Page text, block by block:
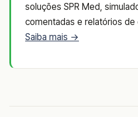
soluções SPR Med,
comentadas e relatórios de
Saiba mais →